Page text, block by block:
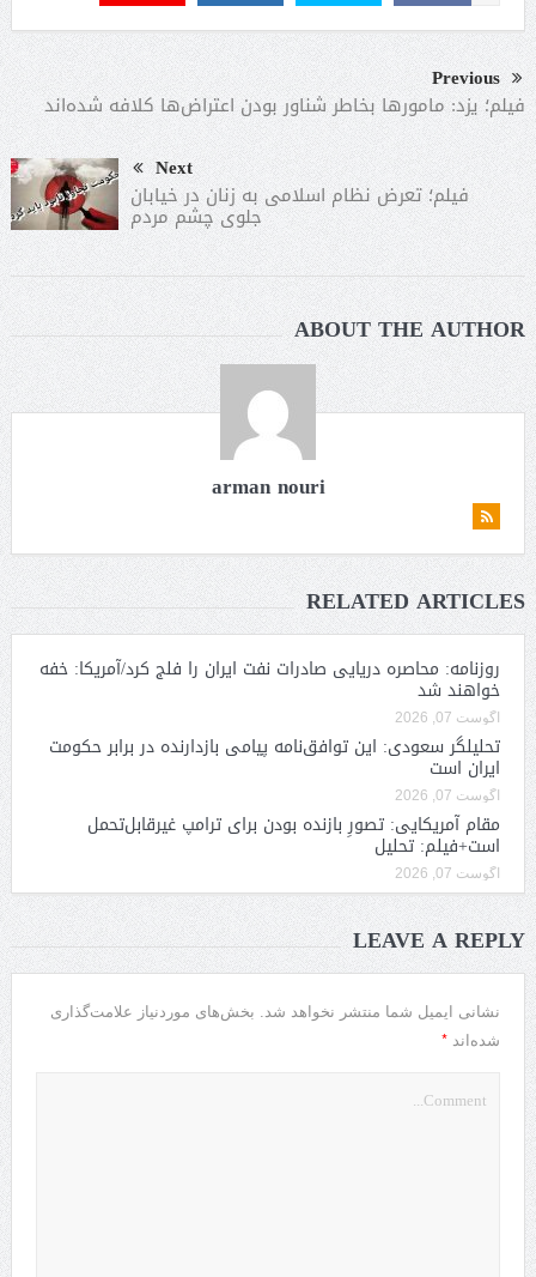
Previous
فیلم؛ یزد: مامورها بخاطر شناور بودن اعتراض‌ها کلافه شده‌اند
Next
فیلم؛ تعرض نظام اسلامی به زنان در خیابان
جلوی چشم مردم
ABOUT THE AUTHOR
arman nouri
RELATED ARTICLES
روزنامه: محاصره دریایی صادرات نفت ایران را فلج کرد/آمریکا: خفه
خواهند شد
آگوست 07, 2026
تحلیلگر سعودی: این توافق‌نامه پیامی بازدارنده در برابر حکومت
ایران است
آگوست 07, 2026
مقام آمریکایی: تصورِ بازنده بودن برای ترامپ غیرقابل‌تحمل
است+فیلم: تحلیل
آگوست 07, 2026
LEAVE A REPLY
نشانی ایمیل شما منتشر نخواهد شد. بخش‌های موردنیاز علامت‌گذاری
شده‌اند *